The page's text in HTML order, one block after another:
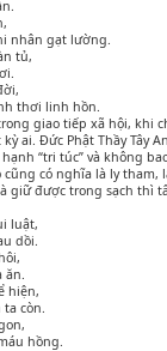
nhân gạt lường.
tủ,
thơi linh hồn.
giao tiếp xã hội, khi
ai. Đức Phật Thầy Tây
“tri túc” và không
có nghĩa là ly tham,
giữ được trong sạch thì
luật,
dồi.
ăn.
hiện,
còn.
hồng.